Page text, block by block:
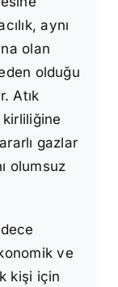
aynı
olan
olduğu
Atık
gazlar
olumsuz
ve
kişi için